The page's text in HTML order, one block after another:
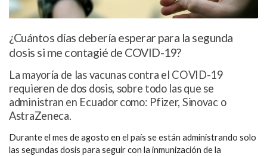
¿Cuántos días debería esperar para la segunda
dosis si me contagié de COVID-19?
La mayoría de las vacunas contra el COVID-19
requieren de dos dosis, sobre todo las que se
administran en Ecuador como: Pfizer, Sinovac o
AstraZeneca.
Durante el mes de agosto en el país se están administrando solo
las segundas dosis para seguir con la inmunización de la